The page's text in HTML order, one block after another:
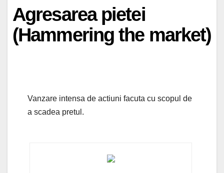
Agresarea pietei
(Hammering the market)
Vanzare intensa de actiuni facuta cu scopul de
a scadea pretul.